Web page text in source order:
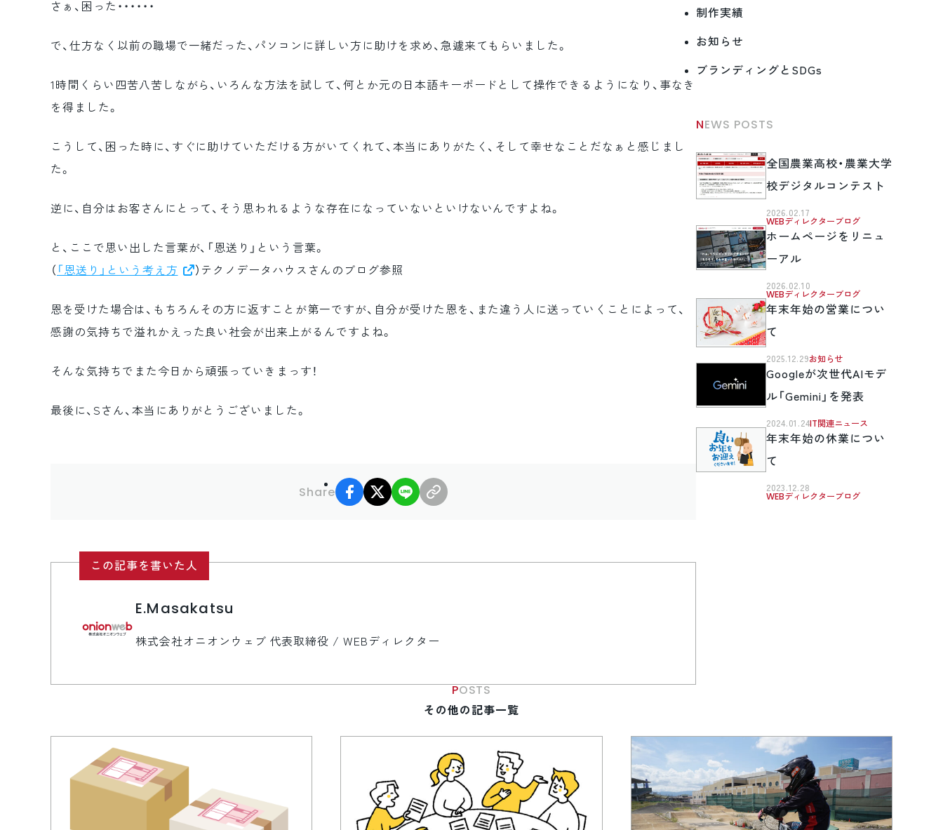
さぁ、困った・・・・・・
で、仕方なく以前の職場で一緒だった、パソコンに詳しい方に助けを求め、急遽来てもらいました。
1時間くらい四苦八苦しながら、いろんな方法を試して、何とか元の日本語キーボードとして操作できるようになり、事なき
を得ました。
こうして、困った時に、すぐに助けていただける方がいてくれて、本当にありがたく、そして幸せなことだなぁと感じまし
た。
逆に、自分はお客さんにとって、そう思われるような存在になっていないといけないんですよね。
と、ここで思い出した言葉が、「恩送り」という言葉。
（ 「恩送り」という考え方 ）テクノデータハウスさんのブログ参照
恩を受けた場合は、もちろんその方に返すことが第一ですが、自分が受けた恩を、また違う人に送っていくことによって、
感謝の気持ちで溢れかえった良い社会が出来上がるんですよね。
そんな気持ちでまた今日から頑張っていきまっす！
最後に、Sさん、本当にありがとうございました。
Share
facebook
X LINE
この記事を書いた人
E.Masakatsu
株式会社オニオンウェブ 代表取締役 / WEBディレクター
制作実績
お知らせ
ブランディングとSDGs
NEWS POSTS
全国農業高校・農業大学
校デジタルコンテスト
2026.02.17
WEBディレクターブログ
ホームページをリニュ
ーアル
2026.02.10
WEBディレクターブログ
年末年始の営業につい
て
2025.12.29お知らせ
Googleが次世代AIモデ
ル「Gemini」を発表
2024.01.24 IT関連ニュース
年末年始の休業につい
て
2023.12.28
WEBディレクターブログ
POSTS
その他の記事一覧